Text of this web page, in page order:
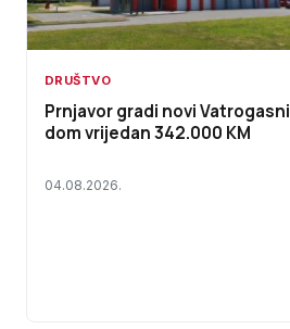
DRUŠTVO
Prnjavor gradi novi Vatrogasni
dom vrijedan 342.000 KM
04.08.2026.